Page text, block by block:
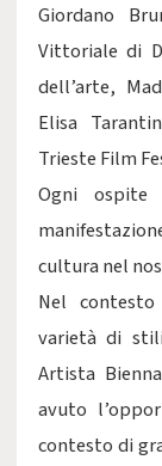
Giordano
Vittoriale di
dell’arte,
Elisa
Trieste Film
Ogni
cultura nel
Nel
varietà di
Artista
avuto
contesto di